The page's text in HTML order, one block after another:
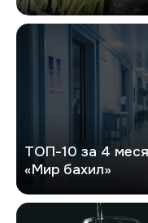
Мир бахил
ТОП-10 за 4
«Мир бахил»
Генион